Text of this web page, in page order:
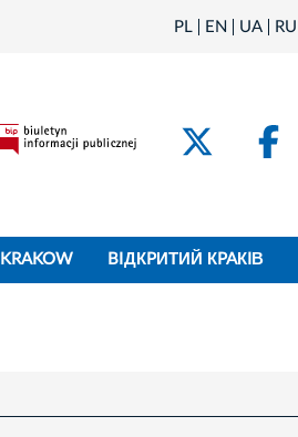
PL EN UA RU
BIДКPИТИЙ КPAКIВ